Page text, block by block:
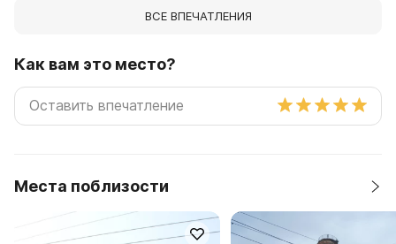
ВСЕ ВПЕЧАТЛЕНИЯ
Как вам это место?
Места поблизости